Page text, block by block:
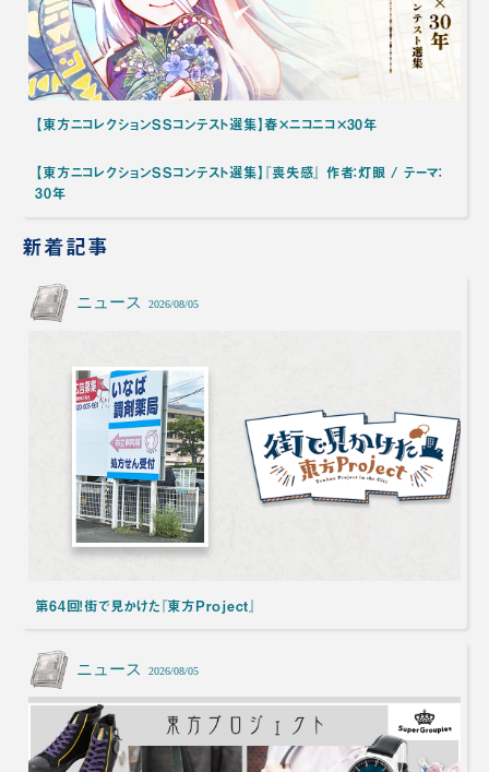
【東方ニコレクションSSコンテスト選集】春×ニコニコ×30年
【東方ニコレクションSSコンテスト選集】『喪失感』 作者：灯眼 / テーマ：
30年
新着記事
ニュース 2026/08/05
第64回！街で見かけた『東方Project』
ニュース 2026/08/05